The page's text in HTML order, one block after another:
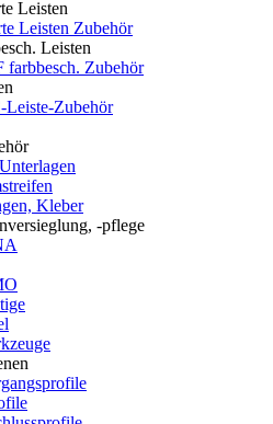
Leisten
Leisten Zubehör
Leisten
farbbesch. Zubehör
Leiste-Zubehör
Kleber
-pflege